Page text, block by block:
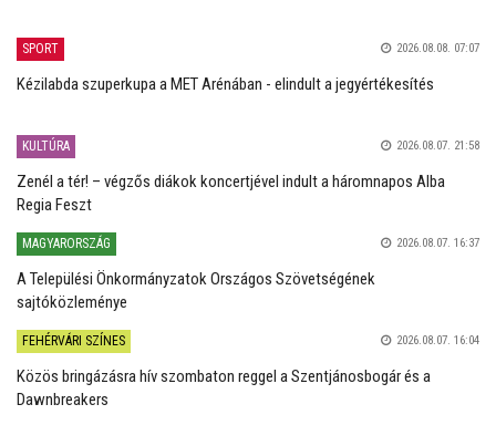
SPORT 2026.08.08. 07:07
Kézilabda szuperkupa a MET Arénában - elindult a jegyértékesítés
KULTÚRA 2026.08.07. 21:58
Zenél a tér! – végzős diákok koncertjével indult a háromnapos Alba
Regia Feszt
MAGYARORSZÁG 2026.08.07. 16:37
A Települési Önkormányzatok Országos Szövetségének
sajtóközleménye
FEHÉRVÁRI SZÍNES 2026.08.07. 16:04
Közös bringázásra hív szombaton reggel a Szentjánosbogár és a
Dawnbreakers